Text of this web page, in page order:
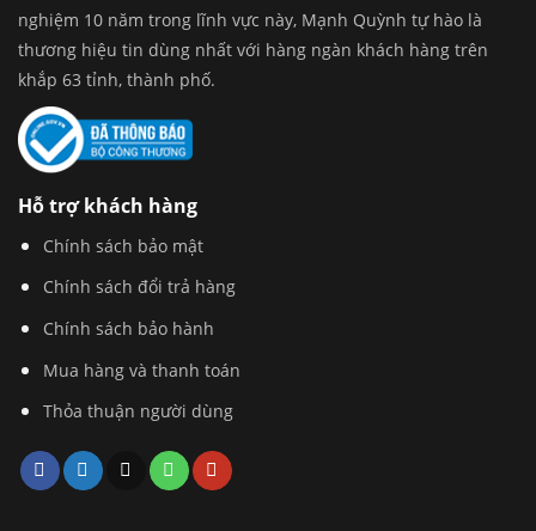
nghiệm 10 năm trong lĩnh vực này, Mạnh Quỳnh tự hào là
thương hiệu tin dùng nhất với hàng ngàn khách hàng trên
khắp 63 tỉnh, thành phố.
Hỗ trợ khách hàng
Chính sách bảo mật
Chính sách đổi trả hàng
Chính sách bảo hành
Mua hàng và thanh toán
Thỏa thuận người dùng